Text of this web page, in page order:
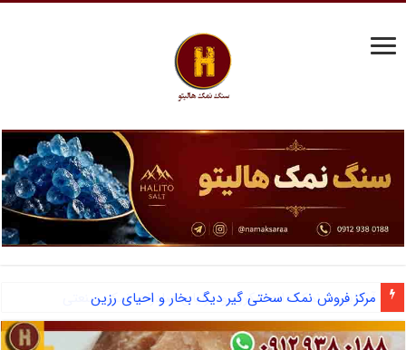
مرکز فروش نمک سختی گیر دیگ بخار و احیای رزین